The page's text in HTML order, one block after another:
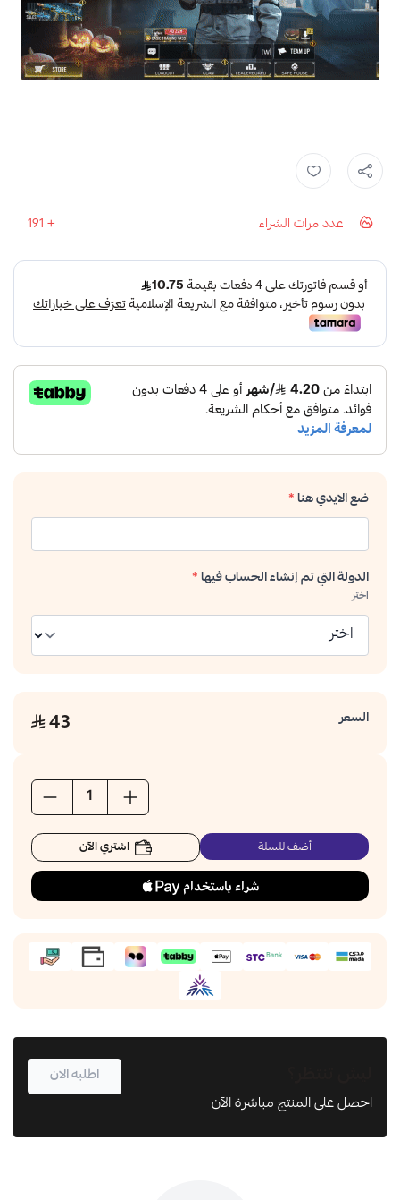
عدد مرات الشراء 191
ضع الايدي هنا*
الدولة التي تم إنشاء الحساب فيها*
اختر
السعر 43
أضف للسلة اشتري الآن
احصل على المنتج مباشرة الآن
اطلبه الان